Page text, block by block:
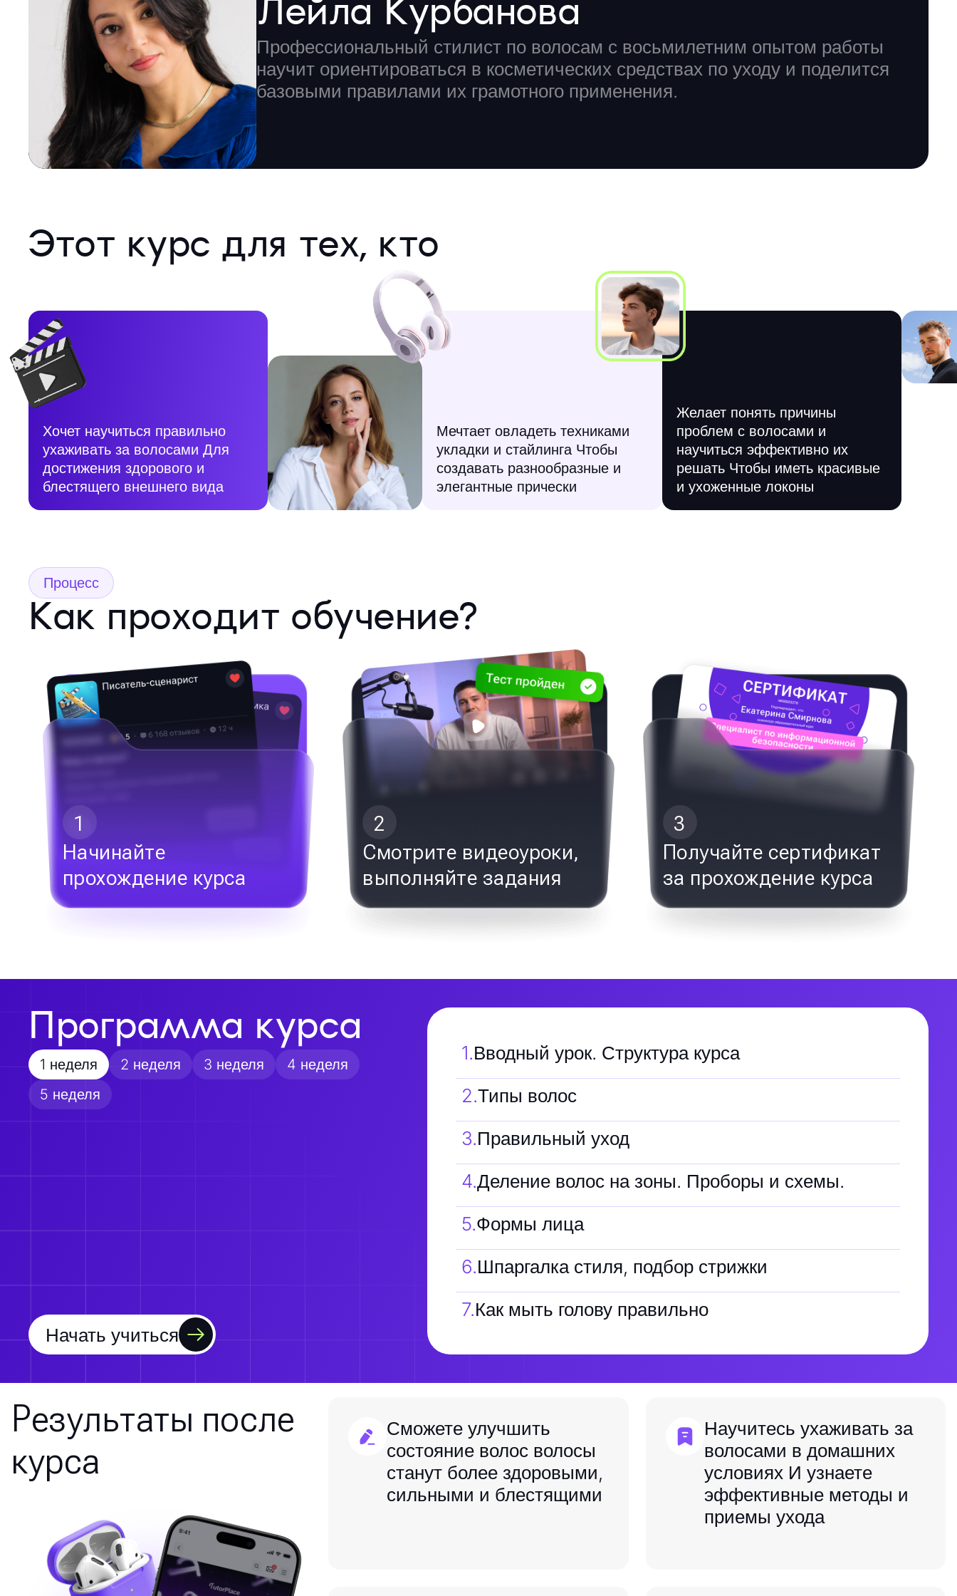
Лейла Курбанова
Профессиональный стилист по волосам с восьмилетним опытом работы
научит ориентироваться в косметических средствах по уходу и поделится
базовыми правилами их грамотного применения.
Этот курс для тех, кто
Хочет научиться правильно
ухаживать за волосами Для
достижения здорового и
блестящего внешнего вида
Мечтает овладеть техниками
укладки и стайлинга Чтобы
создавать разнообразные и
элегантные прически
Желает понять причины
проблем с волосами и
научиться эффективно их
решать Чтобы иметь красивые
и ухоженные локоны
Процесс
Как проходит обучение?
1
Начинайте
прохождение курса
2
Смотрите видеоуроки,
выполняйте задания
3
Получайте сертификат
за прохождение курса
Программа курса
1 неделя 2 неделя 3 неделя
4 неделя
5 неделя
Начать учиться
1.Вводный урок. Структура курса
2.Типы волос
3.Правильный уход
4.Деление волос на зоны. Проборы и схемы.
5.Формы лица
6.Шпаргалка стиля, подбор стрижки
7.Как мыть голову правильно
Результаты после
курса
Сможете улучшить
состояние волос волосы
станут более здоровыми,
сильными и блестящими
Научитесь ухаживать за
волосами в домашних
условиях И узнаете
эффективные методы и
приемы ухода